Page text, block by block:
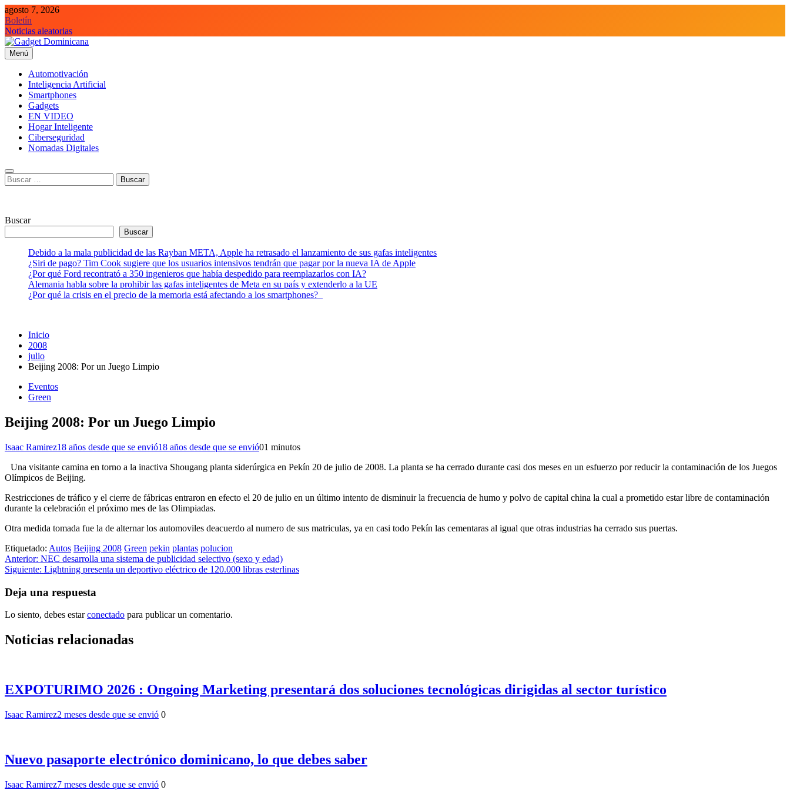
Saltar
al
contenido
agosto 7, 2026
Boletín
Noticias aleatorias
Gadget Dominicana
Gadgets, Autos y Tecnología de consumo
Menú
Automotivación
Inteligencia Artificial
Smartphones
Gadgets
EN VIDEO
Hogar Inteligente
Ciberseguridad
Nomadas Digitales
Buscar:
Buscar
Buscar
Debido a la mala publicidad de las Rayban META, Apple ha retrasado el lanzamiento de sus gafas inteligentes
¿Siri de pago? Tim Cook sugiere que los usuarios intensivos tendrán que pagar por la nueva IA de Apple
¿Por qué Ford recontrató a 350 ingenieros que había despedido para reemplazarlos con IA?
Alemania habla sobre la prohibir las gafas inteligentes de Meta en su país y extenderlo a la UE
¿Por qué la crisis en el precio de la memoria está afectando a los smartphones?
Inicio
2008
julio
Beijing 2008: Por un Juego Limpio
Eventos
Green
Beijing 2008: Por un Juego Limpio
Isaac Ramirez18 años desde que se envió18 años desde que se envió01 minutos
Una visitante camina en torno a la inactiva Shougang planta siderúrgica en Pekín 20 de julio de 2008. La planta se ha cerrado durante casi dos meses en un esfuerzo por reducir la contaminación de los Juegos
Olímpicos de Beijing.
Restricciones de tráfico y el cierre de fábricas entraron en efecto el 20 de julio en un último intento de disminuir la frecuencia de humo y polvo de capital china la cual a prometido estar libre de contaminación
durante la celebración el próximo mes de las Olimpiadas.
Otra medida tomada fue la de alternar los automoviles deacuerdo al numero de sus matriculas, ya en casi todo Pekín las cementaras al igual que otras industrias ha cerrado sus puertas.
Etiquetado: Autos Beijing 2008 Green pekin plantas polucion
Navegación
de
entradas
Anterior: NEC desarrolla una sistema de publicidad selectivo (sexo y edad)
Siguiente: Lightning presenta un deportivo eléctrico de 120.000 libras esterlinas
Deja una respuesta
Lo siento, debes estarconectado para publicar un comentario.
Noticias relacionadas
EXPOTURIMO 2026 : Ongoing Marketing presentará dos soluciones tecnológicas dirigidas al sector turístico
Isaac Ramirez2 meses desde que se envió 0
Nuevo pasaporte electrónico dominicano, lo que debes saber
Isaac Ramirez7 meses desde que se envió 0